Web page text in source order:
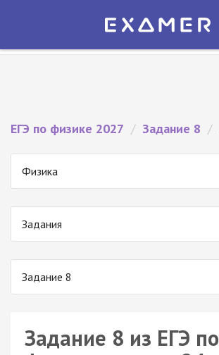
Экзамер — ЕГЭ 2027
ЕГЭ по физике 2027 / Задание 8 /
Физика
Задания
Задание 8
Задание 8 из ЕГЭ по